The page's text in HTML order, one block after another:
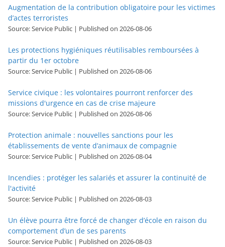
Augmentation de la contribution obligatoire pour les victimes
d’actes terroristes
Source: Service Public Published on 2026-08-06
Les protections hygiéniques réutilisables remboursées à
partir du 1er octobre
Source: Service Public Published on 2026-08-06
Service civique : les volontaires pourront renforcer des
missions d'urgence en cas de crise majeure
Source: Service Public Published on 2026-08-06
Protection animale : nouvelles sanctions pour les
établissements de vente d’animaux de compagnie
Source: Service Public Published on 2026-08-04
Incendies : protéger les salariés et assurer la continuité de
l'activité
Source: Service Public Published on 2026-08-03
Un élève pourra être forcé de changer d’école en raison du
comportement d’un de ses parents
Source: Service Public Published on 2026-08-03